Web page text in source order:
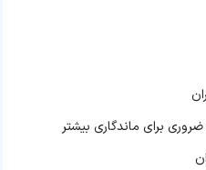
برای ماندگاری بیشتر